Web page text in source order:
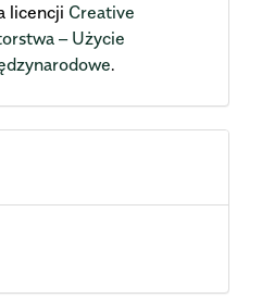
licencji Creative
– Użycie
.